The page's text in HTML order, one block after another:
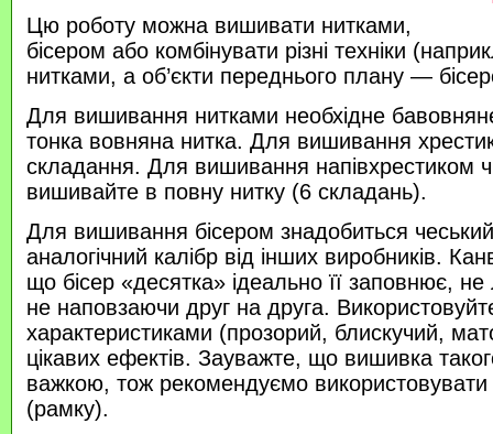
Цю роботу можна вишивати нитками,
бісером або комбінувати різні техніки
нитками, а об’єкти переднього плану —
Для вишивання нитками необхідне
тонка вовняна нитка. Для вишивання
складання. Для вишивання напівхрестиком
вишивайте в повну нитку (6 складань).
Для вишивання бісером знадобиться
аналогічний калібр від інших виробників.
що бісер «десятка» ідеально її заповнює,
не наповзаючи друг на друга.
характеристиками (прозорий, блискучий,
цікавих ефектів. Зауважте, що вишивка
важкою, тож рекомендуємо
(рамку).